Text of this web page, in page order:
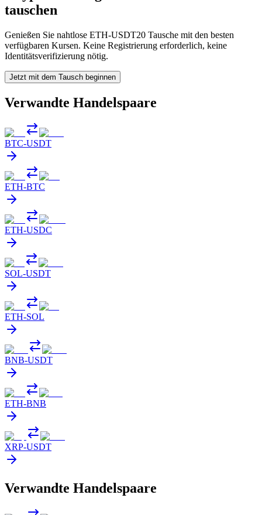
tauschen
Genießen Sie nahtlose ETH-USDT20 Tausche mit den besten
verfügbaren Kursen. Keine Registrierung erforderlich, keine
Identitätsverifizierung nötig.
Jetzt mit dem Tausch beginnen
Verwandte Handelspaare
BTC-USDT
ETH-BTC
ETH-USDC
SOL-USDT
ETH-SOL
BNB-USDT
ETH-BNB
XRP-USDT
Verwandte Handelspaare